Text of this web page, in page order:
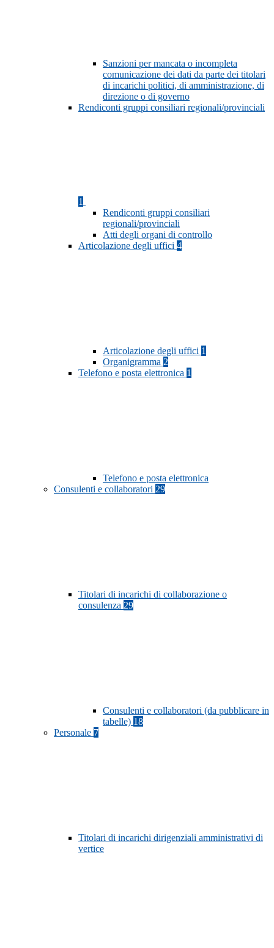
Sanzioni per mancata o incompleta
comunicazione dei dati da parte dei titolari
di incarichi politici, di amministrazione, di
direzione o di governo
Rendiconti gruppi consiliari regionali/provinciali
1
Rendiconti gruppi consiliari
regionali/provinciali
Atti degli organi di controllo
Articolazione degli uffici 4
Articolazione degli uffici 1
Organigramma 2
Telefono e posta elettronica 1
Telefono e posta elettronica
Consulenti e collaboratori 29
Titolari di incarichi di collaborazione o
consulenza 29
Consulenti e collaboratori (da pubblicare in
tabelle) 18
Personale 7
Titolari di incarichi dirigenziali amministrativi di
vertice